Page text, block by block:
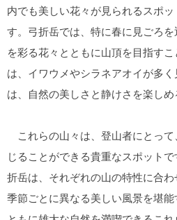
内でも美しい花々が見られるスポ
す。弓折岳では、特に春に見ごろ
を彩る花々とともに山頂を目指す
は、イワウメやシラネアオイが多
は、自然の美しさと静けさを楽しめ
これらの山々は、登山者にとっ
じることができる貴重なスポット
折岳は、それぞれの山の特性に合わ
季節ごとに異なる美しい風景を堪